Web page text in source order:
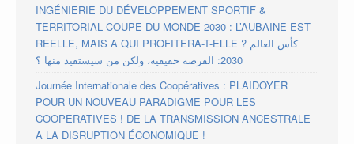
INGÉNIERIE DU DÉVELOPPEMENT SPORTIF &
TERRITORIAL COUPE DU MONDE 2030 : L’AUBAINE EST
REELLE, MAIS A QUI PROFITERA-T-ELLE ? كأس العالم
2030: الفرصة حقيقية، ولكن من سيستفيد منها ؟
Journée Internationale des Coopératives : PLAIDOYER
POUR UN NOUVEAU PARADIGME POUR LES
COOPERATIVES ! DE LA TRANSMISSION ANCESTRALE
A LA DISRUPTION ÉCONOMIQUE !